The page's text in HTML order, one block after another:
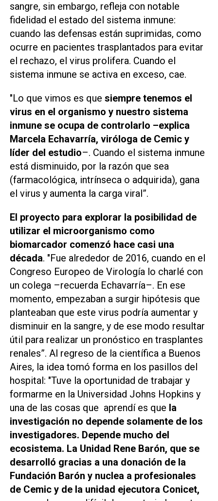
sangre, sin embargo, refleja con notable
fidelidad el estado del sistema inmune:
cuando las defensas están suprimidas, como
ocurre en pacientes trasplantados para evitar
el rechazo, el virus prolifera. Cuando el
sistema inmune se activa en exceso, cae.
"Lo que vimos es que siempre tenemos el
virus en el organismo y nuestro sistema
inmune se ocupa de controlarlo –explica
Marcela Echavarría, viróloga de Cemic y
líder del estudio–. Cuando el sistema inmune
está disminuido, por la razón que sea
(farmacológica, intrínseca o adquirida), gana
el virus y aumenta la carga viral”.
El proyecto para explorar la posibilidad de
utilizar el microorganismo como
biomarcador comenzó hace casi una
década. "Fue alrededor de 2016, cuando en el
Congreso Europeo de Virología lo charlé con
un colega –recuerda Echavarría–. En ese
momento, empezaban a surgir hipótesis que
planteaban que este virus podría aumentar y
disminuir en la sangre, y de ese modo resultar
útil para realizar un pronóstico en trasplantes
renales”. Al regreso de la científica a Buenos
Aires, la idea tomó forma en los pasillos del
hospital: "Tuve la oportunidad de trabajar y
formarme en la Universidad Johns Hopkins y
una de las cosas que aprendí es que la
investigación no depende solamente de los
investigadores. Depende mucho del
ecosistema. La Unidad Rene Barón, que se
desarrolló gracias a una donación de la
Fundación Barón y nuclea a profesionales
de Cemic y de la unidad ejecutora Conicet,